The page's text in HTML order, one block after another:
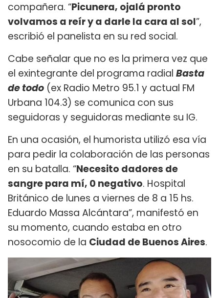
compañera. “Picunera, ojalá pronto
volvamos a reír y a darle la cara al sol”,
escribió el panelista en su red social.
Cabe señalar que no es la primera vez que
el exintegrante del programa radial Basta
de todo (ex Radio Metro 95.1 y actual FM
Urbana 104.3) se comunica con sus
seguidoras y seguidoras mediante su IG.
En una ocasión, el humorista utilizó esa vía
para pedir la colaboración de las personas
en su batalla. “Necesito dadores de
sangre para mí, 0 negativo. Hospital
Británico de lunes a viernes de 8 a 15 hs.
Eduardo Massa Alcántara”, manifestó en
su momento, cuando estaba en otro
nosocomio de la Ciudad de Buenos Aires.